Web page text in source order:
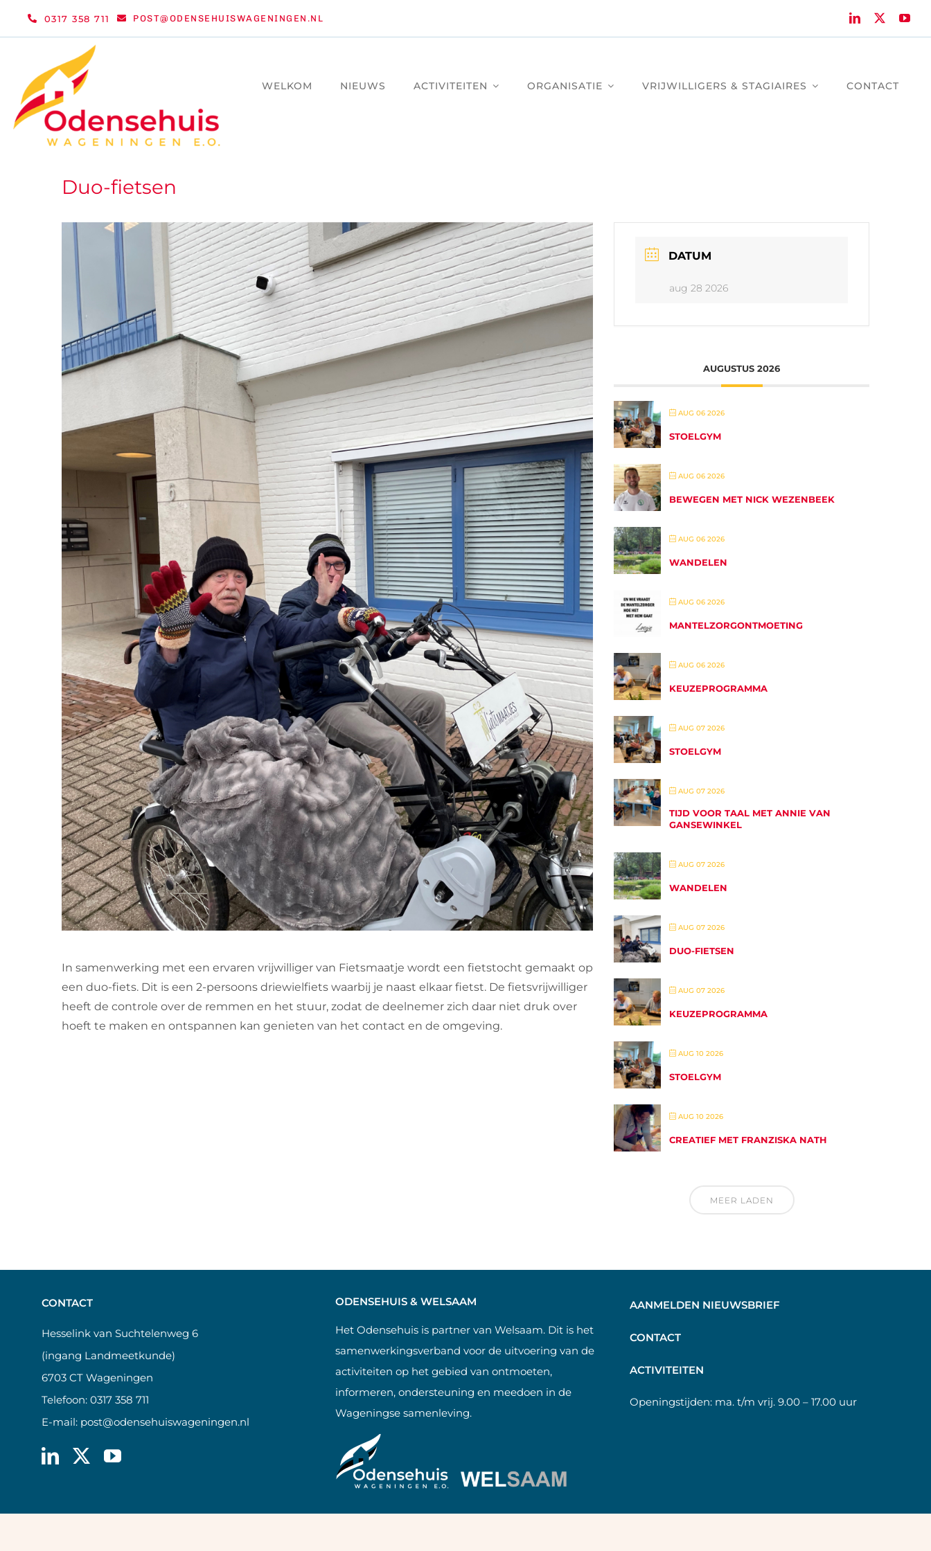
0317 358 711 POST@ODENSEHUISWAGENINGEN.NL
WELKOM NIEUWS ACTIVITEITEN ORGANISATIE VRIJWILLIGERS & STAGIAIRES CONTACT
Duo-fietsen
In samenwerking met een ervaren vrijwilliger van Fietsmaatje wordt een fietstocht gemaakt op
een duo-fiets. Dit is een 2-persoons driewielfiets waarbij je naast elkaar fietst. De fietsvrijwilliger
heeft de controle over de remmen en het stuur, zodat de deelnemer zich daar niet druk over
hoeft te maken en ontspannen kan genieten van het contact en de omgeving.
DATUM
aug 28 2026
AUGUSTUS 2026
AUG 06 2026
STOELGYM
AUG 06 2026
BEWEGEN MET NICK WEZENBEEK
AUG 06 2026
WANDELEN
AUG 06 2026
MANTELZORGONTMOETING
AUG 06 2026
KEUZEPROGRAMMA
AUG 07 2026
STOELGYM
AUG 07 2026
TIJD VOOR TAAL MET ANNIE VAN
GANSEWINKEL
AUG 07 2026
WANDELEN
AUG 07 2026
DUO-FIETSEN
AUG 07 2026
KEUZEPROGRAMMA
AUG 10 2026
STOELGYM
AUG 10 2026
CREATIEF MET FRANZISKA NATH
MEER LADEN
CONTACT
Hesselink van Suchtelenweg 6
(ingang Landmeetkunde)
6703 CT Wageningen
Telefoon: 0317 358 711
E-mail: post@odensehuiswageningen.nl
ODENSEHUIS & WELSAAM
Het Odensehuis is partner van Welsaam. Dit is het
samenwerkingsverband voor de uitvoering van de
activiteiten op het gebied van ontmoeten,
informeren, ondersteuning en meedoen in de
Wageningse samenleving.
AANMELDEN NIEUWSBRIEF
CONTACT
ACTIVITEITEN
Openingstijden: ma. t/m vrij. 9.00 – 17.00 uur